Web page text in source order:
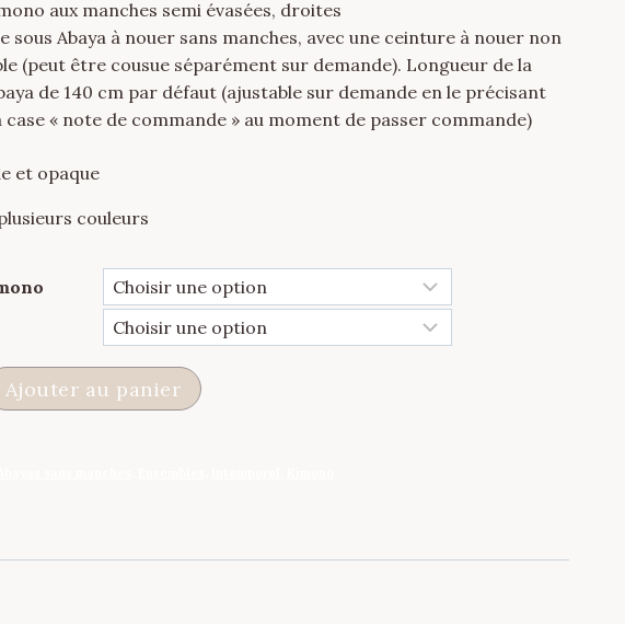
aux manches semi évasées, droites
sous Abaya à nouer sans manches, avec une ceinture à nouer non
(peut être cousue séparément sur demande). Longueur de la
de 140 cm par défaut (ajustable sur demande en le précisant
case « note de commande » au moment de passer commande)
et opaque
couleurs
Ajouter au panier